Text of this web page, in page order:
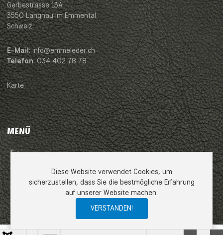
Gerbestrasse 13A
3550 Langnau im Emmental
Schweiz
E-Mail: info@emmeleder.ch
Telefon: 034 402 78 78
Karte
MENÜ
Impressum
Datenschutzerklärung
Diese Website verwendet Cookies, um
sicherzustellen, dass Sie die bestmögliche Erfahrung
auf unserer Website machen.
VERSTANDEN!